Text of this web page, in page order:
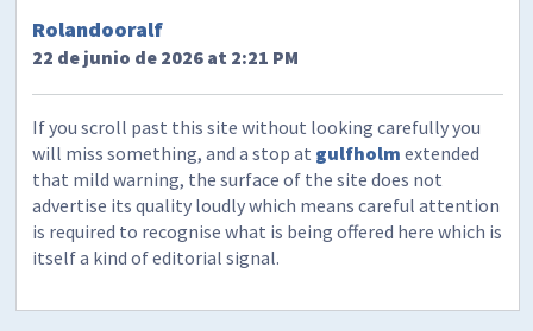
Rolandooralf
22 de junio de 2026 at 2:21 PM
If you scroll past this site without looking carefully you
will miss something, and a stop at gulfholm extended
that mild warning, the surface of the site does not
advertise its quality loudly which means careful attention
is required to recognise what is being offered here which is
itself a kind of editorial signal.